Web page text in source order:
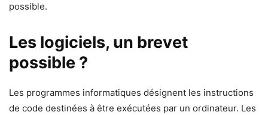
possible.
Les logiciels, un brevet
possible ?
Les programmes informatiques désignent les instructions
de code destinées à être exécutées par un ordinateur. Les